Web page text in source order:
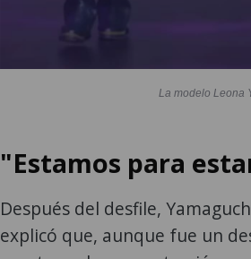
La modelo Leona
"Estamos para
Después del desfile,
explicó que, aunque fue un